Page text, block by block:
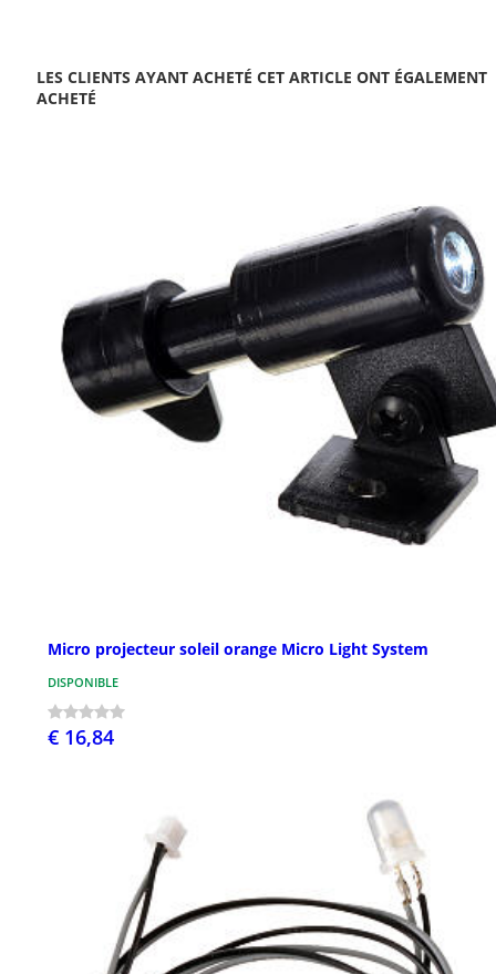
LES CLIENTS AYANT ACHETÉ CET ARTICLE ONT ÉGALEMENT
ACHETÉ
Micro projecteur soleil orange Micro Light System
DISPONIBLE
€ 16,84